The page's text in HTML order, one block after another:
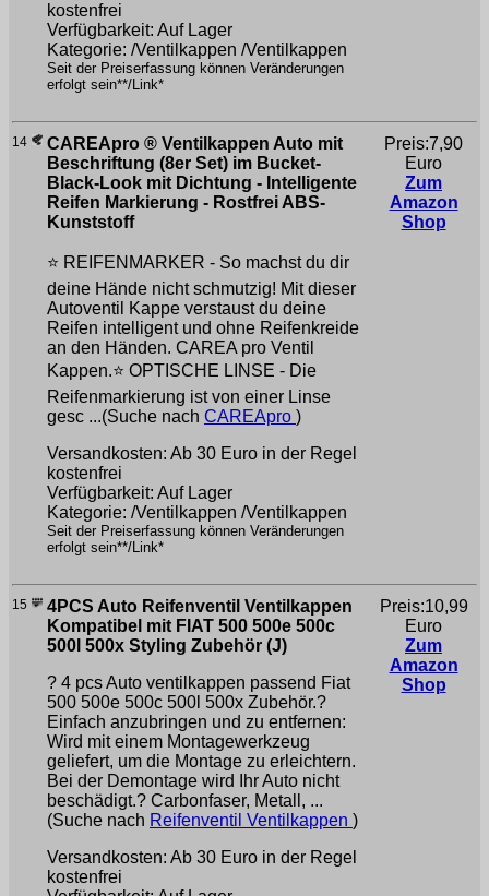
kostenfrei
Verfügbarkeit: Auf Lager
Kategorie: /Ventilkappen /Ventilkappen
Seit der Preiserfassung können Veränderungen
erfolgt sein**/Link*
14
CAREApro ® Ventilkappen Auto mit
Beschriftung (8er Set) im Bucket-
Black-Look mit Dichtung - Intelligente
Reifen Markierung - Rostfrei ABS-
Kunststoff
⭐️ REIFENMARKER - So machst du dir
deine Hände nicht schmutzig! Mit dieser
Autoventil Kappe verstaust du deine
Reifen intelligent und ohne Reifenkreide
an den Händen. CAREA pro Ventil
Kappen.⭐ OPTISCHE LINSE - Die
Reifenmarkierung ist von einer Linse
gesc ...(Suche nach CAREApro )
Versandkosten: Ab 30 Euro in der Regel
kostenfrei
Verfügbarkeit: Auf Lager
Kategorie: /Ventilkappen /Ventilkappen
Seit der Preiserfassung können Veränderungen
erfolgt sein**/Link*
Preis:7,90
Euro
Zum
Amazon
Shop
15
4PCS Auto Reifenventil Ventilkappen
Kompatibel mit FIAT 500 500e 500c
500l 500x Styling Zubehör (J)
? 4 pcs Auto ventilkappen passend Fiat
500 500e 500c 500l 500x Zubehör.?
Einfach anzubringen und zu entfernen:
Wird mit einem Montagewerkzeug
geliefert, um die Montage zu erleichtern.
Bei der Demontage wird Ihr Auto nicht
beschädigt.? Carbonfaser, Metall, ...
(Suche nach Reifenventil Ventilkappen )
Versandkosten: Ab 30 Euro in der Regel
kostenfrei
Preis:10,99
Euro
Zum
Amazon
Shop